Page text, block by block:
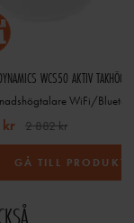
kr 2 882 kr
GÅ TILL PRODUKT